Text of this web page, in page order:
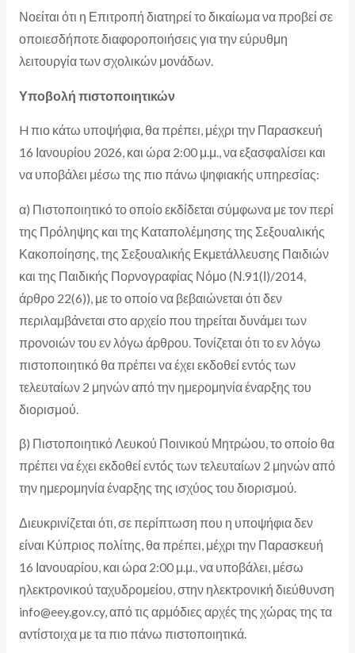
Νοείται ότι η Επιτροπή διατηρεί το δικαίωμα να προβεί σε
οποιεσδήποτε διαφοροποιήσεις για την εύρυθμη
λειτουργία των σχολικών μονάδων.
Υποβολή πιστοποιητικών
H πιο κάτω υποψήφια, θα πρέπει, μέχρι την Παρασκευή
16 Ιανουρίου 2026, και ώρα 2:00 μ.μ., να εξασφαλίσει και
να υποβάλει μέσω της πιο πάνω ψηφιακής υπηρεσίας:
α) Πιστοποιητικό το οποίο εκδίδεται σύμφωνα με τον περί
της Πρόληψης και της Καταπολέμησης της Σεξουαλικής
Κακοποίησης, της Σεξουαλικής Εκμετάλλευσης Παιδιών
και της Παιδικής Πορνογραφίας Νόμο (Ν.91(Ι)/2014,
άρθρο 22(6)), με το οποίο να βεβαιώνεται ότι δεν
περιλαμβάνεται στο αρχείο που τηρείται δυνάμει των
προνοιών του εν λόγω άρθρου. Τονίζεται ότι το εν λόγω
πιστοποιητικό θα πρέπει να έχει εκδοθεί εντός των
τελευταίων 2 μηνών από την ημερομηνία έναρξης του
διορισμού.
β) Πιστοποιητικό Λευκού Ποινικού Μητρώου, το οποίο θα
πρέπει να έχει εκδοθεί εντός των τελευταίων 2 μηνών από
την ημερομηνία έναρξης της ισχύος του διορισμού.
Διευκρινίζεται ότι, σε περίπτωση που η υποψήφια δεν
είναι Κύπριος πολίτης, θα πρέπει, μέχρι την Παρασκευή
16 Ιανουαρίου, και ώρα 2:00 μ.μ., να υποβάλει, μέσω
ηλεκτρονικού ταχυδρομείου, στην ηλεκτρονική διεύθυνση
info@eey.gov.cy, από τις αρμόδιες αρχές της χώρας της τα
αντίστοιχα με τα πιο πάνω πιστοποιητικά.